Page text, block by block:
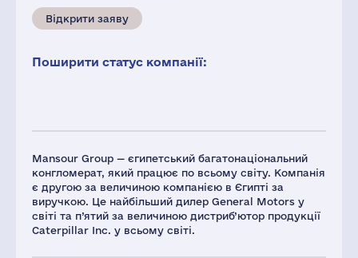
Mansour Group — єгипетський багатонаціональний
конгломерат, який працює по всьому світу. Компанія
є другою за величиною компанією в Єгипті за
виручкою. Це найбільший дилер General Motors у
світі та п’ятий за величиною дистриб’ютор продукції
Caterpillar Inc. у всьому світі.
Відкрити заяву
Поширити статус компанії: